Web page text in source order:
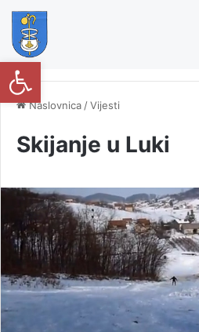
Naslovnica /Vijesti
Skijanje u Luki
Open toolbar